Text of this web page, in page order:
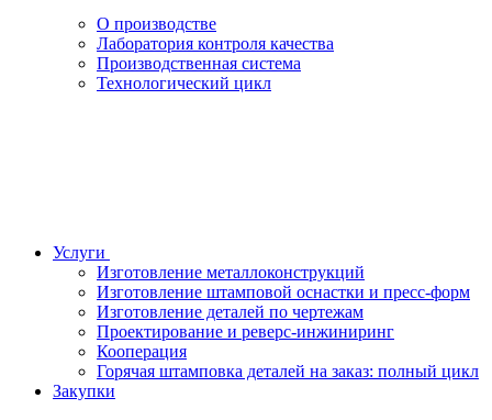
О производстве
Лаборатория контроля качества
Производственная система
Технологический цикл
Услуги
Изготовление металлоконструкций
Изготовление штамповой оснастки и пресс-форм
Изготовление деталей по чертежам
Проектирование и реверс-инжиниринг
Кооперация
Горячая штамповка деталей на заказ: полный цикл
Закупки